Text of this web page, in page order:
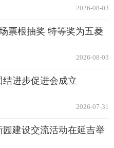
2026-08-03
票根抽奖 特等奖为五菱
2026-08-03
结进步促进会成立
2026-07-31
园建设交流活动在延吉举